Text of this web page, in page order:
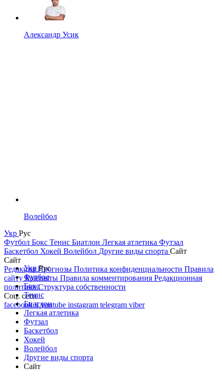
Александр Усик
Волейбол
Укр Рус
Футбол Бокс Тенис Биатлон Легкая атлетика Футзал
Баскетбол Хокей Волейбол Другие виды спорта Сайт
Сайт
РедакцияПрогнозы Политика конфиденциальности Правила
сайтуКонтакты Правила комментирования Редакционная
политикаСтруктура собственности
Соц. сети
facebookxyoutube instagram telegram viber
УкрРус
Футбол
Бокс
Тенис
Биатлон
Легкая атлетика
Футзал
Баскетбол
Хокей
Волейбол
Другие виды спорта
Сайт